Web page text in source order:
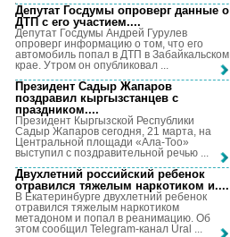
Депутат Госдумы опроверг данные о
ДТП с его участием....
Депутат Госдумы Андрей Гурулев
опроверг информацию о том, что его
автомобиль попал в ДТП в Забайкальском
крае. Утром он опубликовал ...
Президент Садыр Жапаров
поздравил кыргызстанцев с
праздником....
Президент Кыргызской Республики
Садыр Жапаров сегодня, 21 марта, на
Центральной площади «Ала-Тоо»
выступил с поздравительной речью ...
Двухлетний российский ребенок
отравился тяжелым наркотиком и....
В Екатеринбурге двухлетний ребенок
отравился тяжелым наркотиком
метадоном и попал в реанимацию. Об
этом сообщил Telegram-канал Ural ...